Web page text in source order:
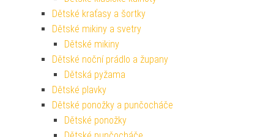
Dětské kraťasy a šortky
Dětské mikiny a svetry
Dětské mikiny
Dětské noční prádlo a župany
Dětská pyžama
Dětské plavky
Dětské ponožky a punčocháče
Dětské ponožky